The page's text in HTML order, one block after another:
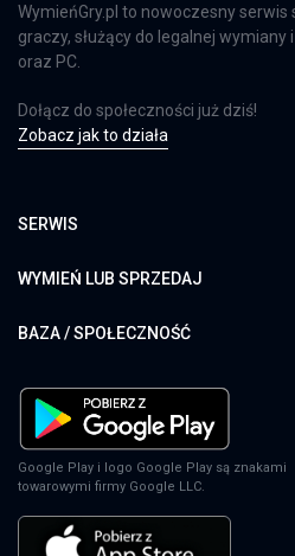
WymieńGry.pl to nowoczesny
graczy, służący do legalnej
oraz PC.
Dołącz do społeczności już dziś!
Zobacz jak to działa
SERWIS
WYMIEŃ LUB SPRZEDAJ
BAZA / SPOŁECZNOŚĆ
Google Play i logo Google Play są znakami
towarowymi firmy Google LLC.